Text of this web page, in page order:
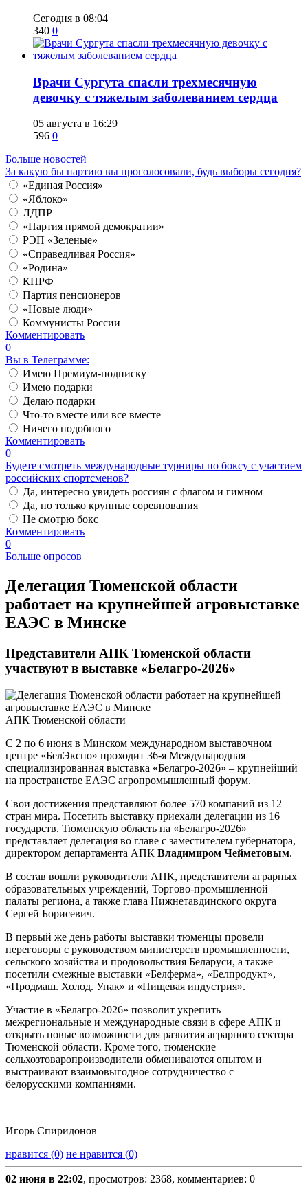
Сегодня в 08:04
340 0
​Врачи Сургута спасли трехмесячную
девочку с тяжелым заболеванием сердца
05 августа в 16:29
596 0
Больше новостей
За какую бы партию вы проголосовали, будь выборы сегодня?
«Единая Россия»
«Яблоко»
ЛДПР
«Партия прямой демократии»
РЭП «Зеленые»
«Справедливая Россия»
«Родина»
КПРФ
Партия пенсионеров
«Новые люди»
Коммунисты России
Комментировать
0
Вы в Телеграмме:
Имею Премиум-подписку
Имею подарки
Делаю подарки
Что-то вместе или все вместе
Ничего подобного
Комментировать
0
Будете смотреть международные турниры по боксу с участием
российских спортсменов?
Да, интересно увидеть россиян с флагом и гимном
Да, но только крупные соревнования
Не смотрю бокс
Комментировать
0
Больше опросов
​Делегация Тюменской области
работает на крупнейшей агровыставке
ЕАЭС в Минске
Представители АПК Тюменской области
участвуют в выставке «Белагро-2026»
АПК Тюменской области
С 2 по 6 июня в Минском международном выставочном
центре «БелЭкспо» проходит 36-я Международная
специализированная выставка «Белагро-2026» – крупнейший
на пространстве ЕАЭС агропромышленный форум.
Свои достижения представляют более 570 компаний из 12
стран мира. Посетить выставку приехали делегации из 16
государств. Тюменскую область на «Белагро-2026»
представляет делегация во главе с заместителем губернатора,
директором департамента АПК Владимиром Чейметовым.
В состав вошли руководители АПК, представители аграрных
образовательных учреждений, Торгово-промышленной
палаты региона, а также глава Нижнетавдинского округа
Сергей Борисевич.
В первый же день работы выставки тюменцы провели
переговоры с руководством министерств промышленности,
сельского хозяйства и продовольствия Беларуси, а также
посетили смежные выставки «Белферма», «Белпродукт»,
«Продмаш. Холод. Упак» и «Пищевая индустрия».
Участие в «Белагро-2026» позволит укрепить
межрегиональные и международные связи в сфере АПК и
открыть новые возможности для развития аграрного сектора
Тюменской области. Кроме того, тюменские
сельхозтоваропроизводители обмениваются опытом и
выстраивают взаимовыгодное сотрудничество с
белорусскими компаниями.
Игорь Спиридонов
нравится (0) не нравится (0)
02 июня в 22:02, просмотров: 2368, комментариев: 0